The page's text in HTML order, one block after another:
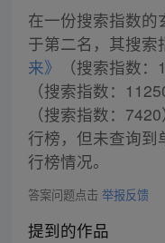
在一份搜索指数的
于第二名，其搜索
来》
（搜索指数
（搜索指数：
（搜索指数：
行榜，但未查询到
行榜情况。
答案问题点击 举报反馈
提到的作品